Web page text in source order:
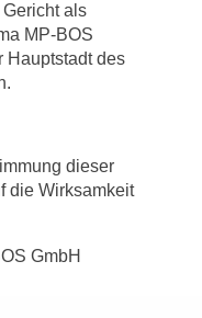
als
MP-BOS
Hauptstadt des
dieser
die Wirksamkeit
GmbH